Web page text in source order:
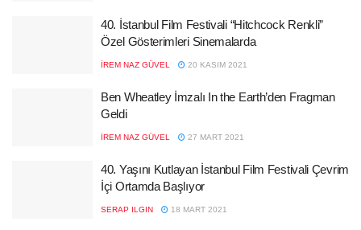
40. İstanbul Film Festivali “Hitchcock Renkli”
Özel Gösterimleri Sinemalarda
İREM NAZ GÜVEL 20 KASIM 2021
Ben Wheatley İmzalı In the Earth’den Fragman
Geldi
İREM NAZ GÜVEL 27 MART 2021
40. Yaşını Kutlayan İstanbul Film Festivali Çevrim
İçi Ortamda Başlıyor
SERAP ILGIN 18 MART 2021